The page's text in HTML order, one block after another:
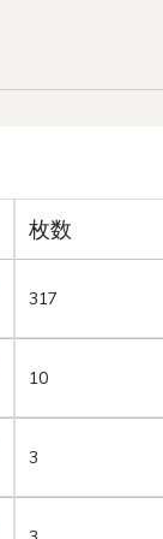
枚数
317
10
3